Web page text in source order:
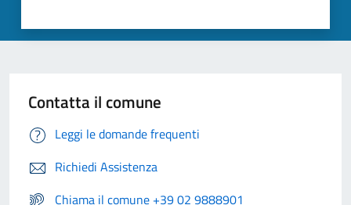
Contatta il comune
Leggi le domande frequenti
Richiedi Assistenza
Chiama il comune +39 02 9888901